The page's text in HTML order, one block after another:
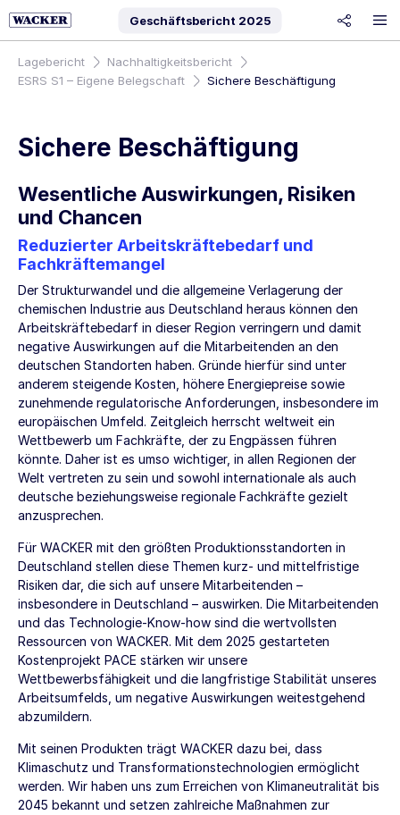
Geschäftsbericht 2025
Lagebericht
Nachhaltigkeitsbericht
ESRS S1 – Eigene Belegschaft
Sichere Beschäftigung
Sichere Beschäftigung
Wesentliche Auswirkungen, Risiken
und Chancen
Reduzierter Arbeitskräftebedarf und
Fachkräftemangel
Der Strukturwandel und die allgemeine Verlagerung der
chemischen Industrie aus Deutschland heraus können den
Arbeitskräftebedarf in dieser Region verringern und damit
negative Auswirkungen auf die Mitarbeitenden an den
deutschen Standorten haben. Gründe hierfür sind unter
anderem steigende Kosten, höhere Energiepreise sowie
zunehmende regulatorische Anforderungen, insbesondere im
europäischen Umfeld. Zeitgleich herrscht weltweit ein
Wettbewerb um Fachkräfte, der zu Engpässen führen
könnte. Daher ist es umso wichtiger, in allen Regionen der
Welt vertreten zu sein und sowohl internationale als auch
deutsche beziehungsweise regionale Fachkräfte gezielt
anzusprechen.
Für WACKER mit den größten Produktionsstandorten in
Deutschland stellen diese Themen kurz- und mittelfristige
Risiken dar, die sich auf unsere Mitarbeitenden –
insbesondere in Deutschland – auswirken. Die Mitarbeitenden
und das Technologie-Know-how sind die wertvollsten
Ressourcen von WACKER. Mit dem 2025 gestarteten
Kostenprojekt PACE stärken wir unsere
Wettbewerbsfähigkeit und die langfristige Stabilität unseres
Arbeitsumfelds, um negative Auswirkungen weitestgehend
abzumildern.
Mit seinen Produkten trägt WACKER dazu bei, dass
Klimaschutz und Transformationstechnologien ermöglicht
werden. Wir haben uns zum Erreichen von Klimaneutralität bis
2045 bekannt und setzen zahlreiche Maßnahmen zur